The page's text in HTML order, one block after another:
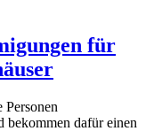
für
bekommen dafür einen